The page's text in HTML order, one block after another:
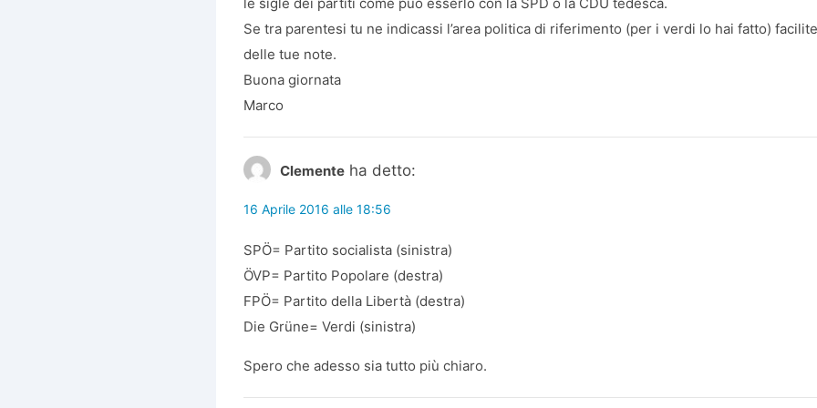
le sigle dei partiti come può esserlo con la SPD o la CDU tedesca.
Se tra parentesi tu ne indicassi l’area politica di riferimento (per i verdi lo hai fatto)
delle tue note.
Buona giornata
Marco
Clemente ha detto:
16 Aprile 2016 alle 18:56
SPÖ= Partito socialista (sinistra)
ÖVP= Partito Popolare (destra)
FPÖ= Partito della Libertà (destra)
Die Grüne= Verdi (sinistra)
Spero che adesso sia tutto più chiaro.